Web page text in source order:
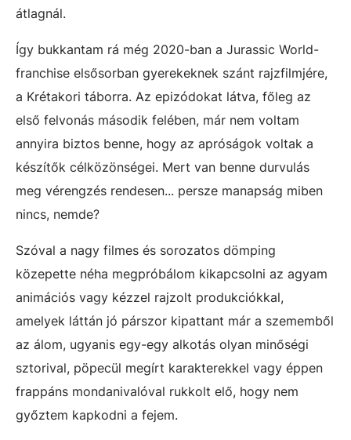
átlagnál.
Így bukkantam rá még 2020-ban a Jurassic World-
franchise elsősorban gyerekeknek szánt rajzfilmjére,
a Krétakori táborra. Az epizódokat látva, főleg az
első felvonás második felében, már nem voltam
annyira biztos benne, hogy az apróságok voltak a
készítők célközönségei. Mert van benne durvulás
meg vérengzés rendesen... persze manapság miben
nincs, nemde?
Szóval a nagy filmes és sorozatos dömping
közepette néha megpróbálom kikapcsolni az agyam
animációs vagy kézzel rajzolt produkciókkal,
amelyek láttán jó párszor kipattant már a szememből
az álom, ugyanis egy-egy alkotás olyan minőségi
sztorival, pöpecül megírt karakterekkel vagy éppen
frappáns mondanivalóval rukkolt elő, hogy nem
győztem kapkodni a fejem.